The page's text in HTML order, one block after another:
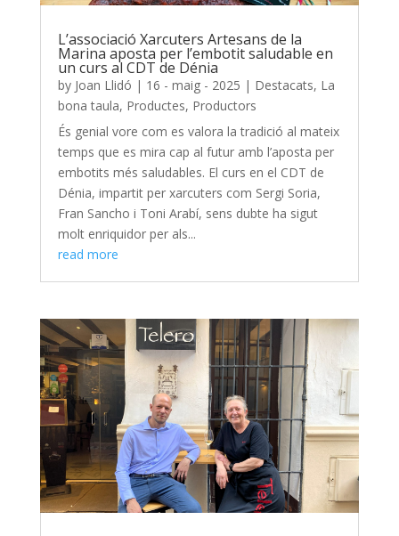
L’associació Xarcuters Artesans de la
Marina aposta per l’embotit saludable en
un curs al CDT de Dénia
by Joan Llidó | 16 - maig - 2025 | Destacats, La
bona taula, Productes, Productors
És genial vore com es valora la tradició al mateix
temps que es mira cap al futur amb l’aposta per
embotits més saludables. El curs en el CDT de
Dénia, impartit per xarcuters com Sergi Soria,
Fran Sancho i Toni Arabí, sens dubte ha sigut
molt enriquidor per als...
read more